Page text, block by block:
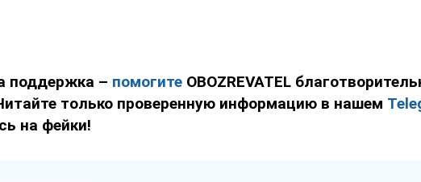
поддержка – помогите OBOZREVATEL
только проверенную информацию в нашем
на фейки!